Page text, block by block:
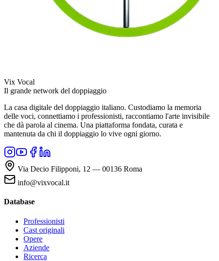
Vix Vocal
Il grande network del doppiaggio
La casa digitale del doppiaggio italiano. Custodiamo la memoria
delle voci, connettiamo i professionisti, raccontiamo l'arte invisibile
che dà parola al cinema. Una piattaforma fondata, curata e
mantenuta da chi il doppiaggio lo vive ogni giorno.
Via Decio Filipponi, 12 — 00136 Roma
info@vixvocal.it
Database
Professionisti
Cast originali
Opere
Aziende
Ricerca